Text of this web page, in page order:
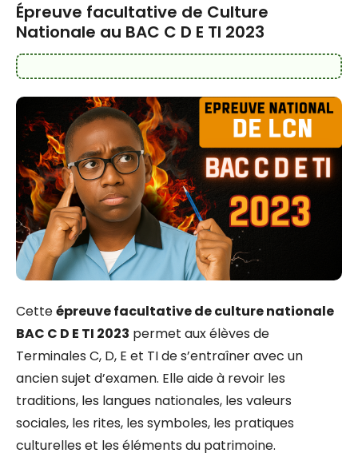
Épreuve facultative de Culture
Nationale au BAC C D E TI 2023
Cetteépreuve facultative de culture nationale
BAC C D E TI 2023 permet aux élèves de
Terminales C, D, E et TI de s’entraîner avec un
ancien sujet d’examen. Elle aide à revoir les
traditions, les langues nationales, les valeurs
sociales, les rites, les symboles, les pratiques
culturelles et les éléments du patrimoine.